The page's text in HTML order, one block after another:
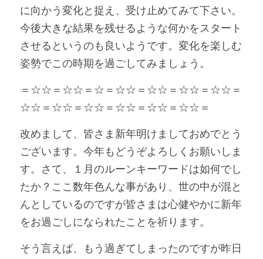
に向かう変化と捉え、受け止めてみて下さい。
今後大きな結果を残せるような何かをスタート
させるというのも良いようです。変化を楽しむ
姿勢でこの時期を過ごしてみましょう。
＝☆☆＝☆☆＝☆＝☆☆＝☆☆＝☆☆＝☆☆＝
☆☆＝☆☆＝☆☆＝☆☆＝☆☆＝☆☆＝
改めまして、皆さま新年明けましておめでとう
ございます。今年もどうぞよろしくお願いしま
す。さて、１月のルーンキーワードは如何でし
たか？ここ数年色んな事があり、世の中が混と
んとしているのですが皆さまは心健やかに新年
をお過ごしになられたことを祈ります。
そう言えば、もう過ぎてしまったのですが昨日